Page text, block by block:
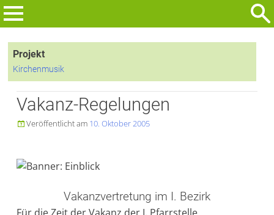
Zum
Inhalt
nach:Projekt
Kirchenmusik
Vakanz-Regelungen
Veröffentlicht am 10. Oktober 2005
Vakanzvertretung im I. Bezirk